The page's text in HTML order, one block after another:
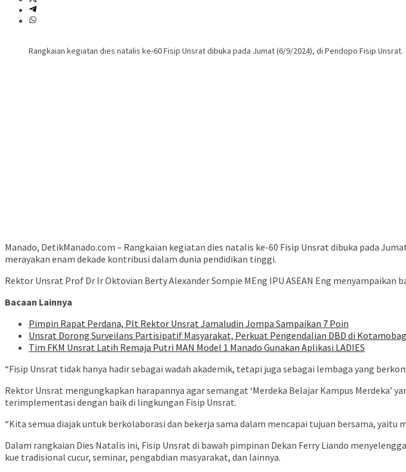
Rangkaian kegiatan dies natalis ke-60 Fisip Unsrat dibuka pada Jumat (6/9/2024), di Pendopo Fisip Unsrat.
Manado, DetikManado.com – Rangkaian kegiatan dies natalis ke-60 Fisip Unsrat dibuka pada
merayakan enam dekade kontribusi dalam dunia pendidikan tinggi.
Rektor Unsrat Prof Dr Ir Oktovian Berty Alexander Sompie MEng IPU ASEAN Eng
Bacaan Lainnya
Pimpin Rapat Perdana, Plt Rektor Unsrat Jamaludin Jompa Sampaikan 7 Poin
Unsrat Dorong Surveilans Partisipatif Masyarakat, Perkuat Pengendalian DBD di
Tim FKM Unsrat Latih Remaja Putri MAN Model 1 Manado Gunakan Aplikasi LADIES
“Fisip Unsrat tidak hanya hadir sebagai wadah akademik, tetapi juga sebagai lembaga yang
Rektor Unsrat mengungkapkan harapannya agar semangat ‘Merdeka Belajar Kampus Merdeka’
terimplementasi dengan baik di lingkungan Fisip Unsrat.
“Kita semua diajak untuk berkolaborasi dan bekerja sama dalam mencapai tujuan bersama,
Dalam rangkaian Dies Natalis ini, Fisip Unsrat di bawah pimpinan Dekan Ferry Liando
kue tradisional cucur, seminar, pengabdian masyarakat, dan lainnya.